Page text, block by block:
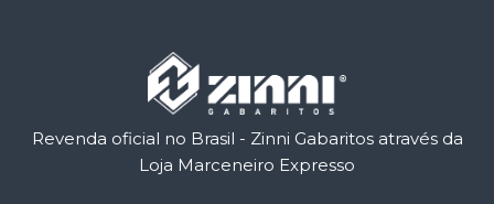
Revenda oficial no Brasil - Zinni Gabaritos através da
Loja Marceneiro Expresso